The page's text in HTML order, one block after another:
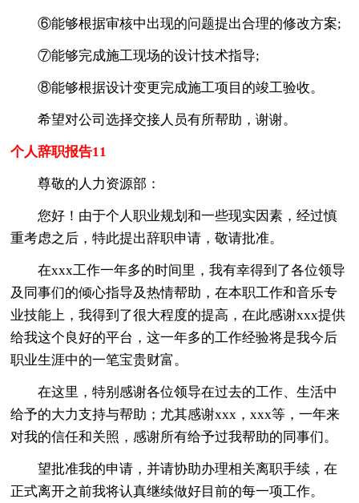
⑥能够根据审核中出现的问题提出合理的修改方案;
⑦能够完成施工现场的设计技术指导;
⑧能够根据设计变更完成施工项目的竣工验收。
希望对公司选择交接人员有所帮助，谢谢。
个人辞职报告11
尊敬的人力资源部：
您好！由于个人职业规划和一些现实因素，经过慎
重考虑之后，特此提出辞职申请，敬请批准。
在xxx工作一年多的时间里，我有幸得到了各位领导
及同事们的倾心指导及热情帮助，在本职工作和音乐专
业技能上，我得到了很大程度的提高，在此感谢xxx提供
给我这个良好的平台，这一年多的工作经验将是我今后
职业生涯中的一笔宝贵财富。
在这里，特别感谢各位领导在过去的工作、生活中
给予的大力支持与帮助；尤其感谢xxx，xxx等，一年来
对我的信任和关照，感谢所有给予过我帮助的同事们。
望批准我的申请，并请协助办理相关离职手续，在
正式离开之前我将认真继续做好目前的每一项工作。